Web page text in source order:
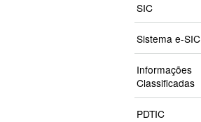
SIC
Sistema e-SIC
Informações
Classificadas
PDTIC